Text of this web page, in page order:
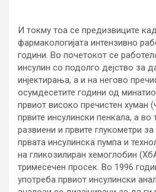
И токму тоа се предизвиците
фармакологијата интензивно
години. Во почетокот се
инсулин со подолго дејство за
инјектирања, а и на негово
осумдесетите години од
првиот високо пречистен хуман
првите инсулински пенкала, а во
развиени и првите глукометри
првата инсулинска пумпа и
на гликозилиран хемоглобин
тримесечен просек. Во 1996
употреба првиот инсулински